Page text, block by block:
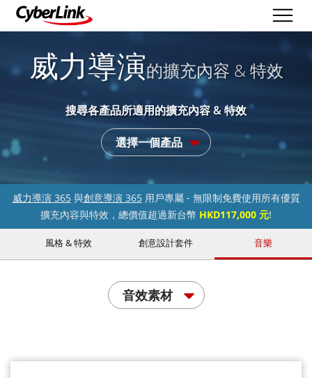
威力導演的擴充內容 & 特效
搜尋各產品所適用的擴充內容 & 特效
選擇一個產品
威力導演 365與創意導演 365用戶專屬 - 無限制免費使用所有優質
擴充內容與特效，總價值超過新台幣 HKD117,000 元!
風格 & 特效 創意設計套件 音樂
音效素材